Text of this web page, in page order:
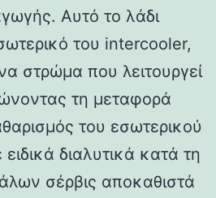
Αυτό το λάδι
του intercooler,
στρώμα που λειτουργεί
τη μεταφορά
του εσωτερικού
διαλυτικά κατά τη
σέρβις αποκαθιστά